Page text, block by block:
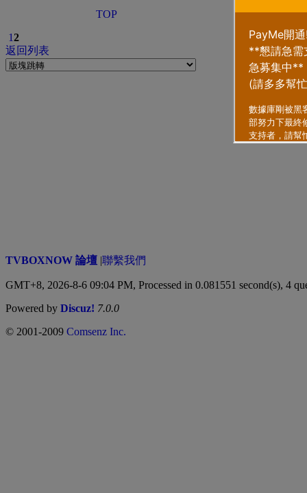
TOP
12
返回列表
TVBOXNOW 論壇 |聯繫我們
GMT+8, 2026-8-6 09:04 PM, Processed in 0.081551 second(s), 4
Powered by Discuz! 7.0.0
© 2001-2009 Comsenz Inc.